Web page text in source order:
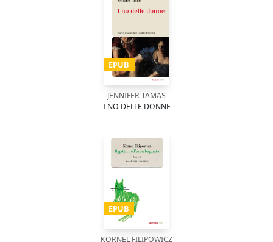
EPUB
JENNIFER TAMAS
I NO DELLE DONNE
EPUB
KORNEL FILIPOWICZ